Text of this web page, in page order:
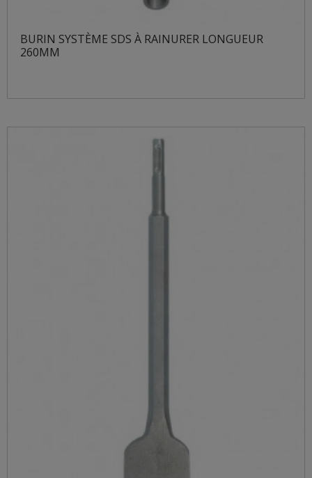
BURIN SYSTÈME SDS À RAINURER LONGUEUR
260MM